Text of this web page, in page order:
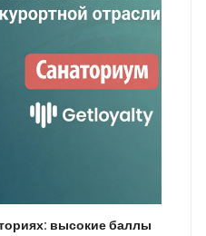
высокие баллы